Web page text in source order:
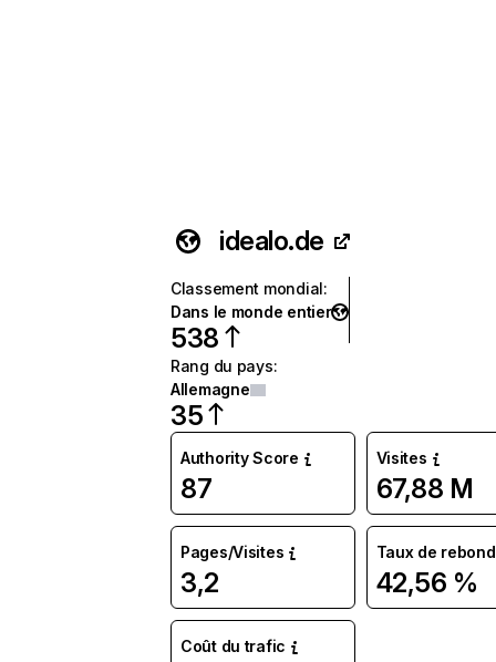
idealo.de
Classement mondial:
Dans le monde entier
538
Rang du pays:
Allemagne
35
Authority Score
87
Visites
67,88 M
Pages/Visites
3,2
Taux de rebond
42,56 %
Coût du trafic